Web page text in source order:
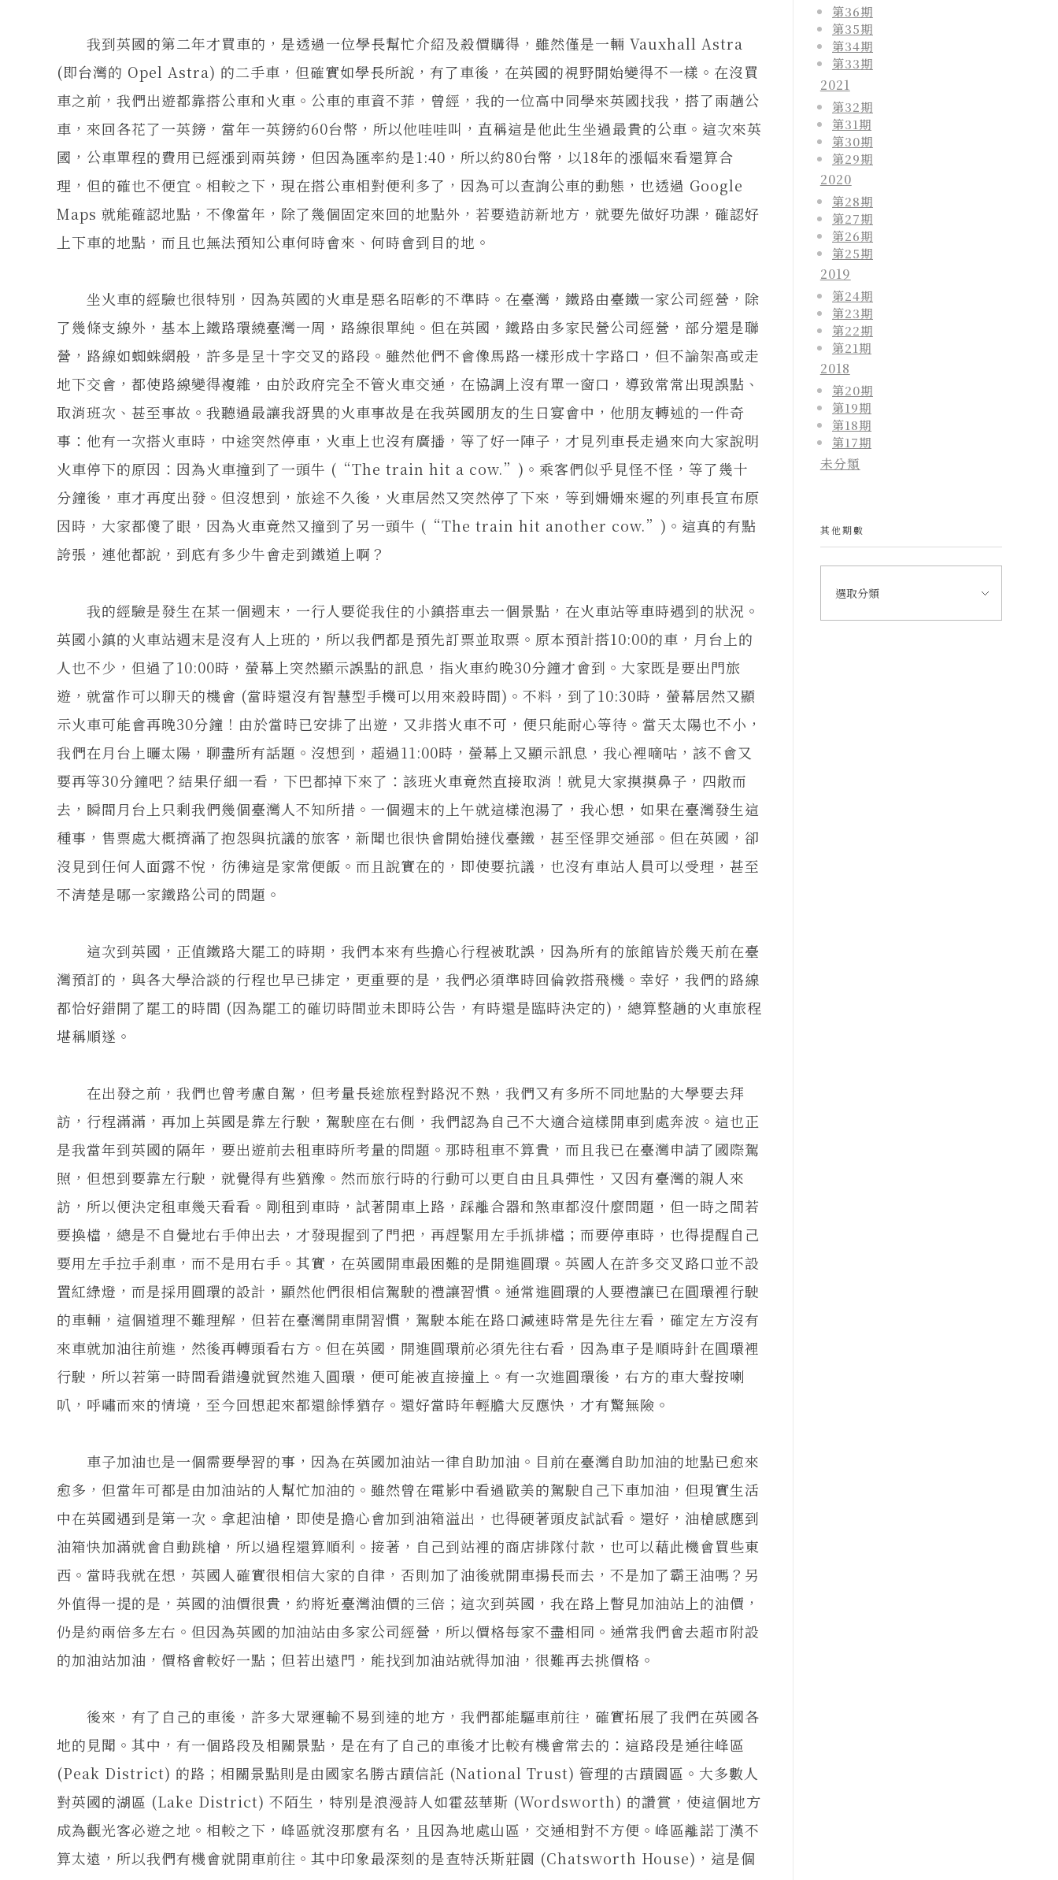
我到英國的第二年才買車的，是透過一位學長幫忙介紹及殺價購得，雖然僅是一輛 Vauxhall Astra
(即台灣的 Opel Astra) 的二手車，但確實如學長所說，有了車後，在英國的視野開始變得不一樣。在沒買
車之前，我們出遊都靠搭公車和火車。公車的車資不菲，曾經，我的一位高中同學來英國找我，搭了兩趟公
車，來回各花了一英鎊，當年一英鎊約60台幣，所以他哇哇叫，直稱這是他此生坐過最貴的公車。這次來英
國，公車單程的費用已經漲到兩英鎊，但因為匯率約是1:40，所以約80台幣，以18年的漲幅來看還算合
理，但的確也不便宜。相較之下，現在搭公車相對便利多了，因為可以查詢公車的動態，也透過 Google
Maps 就能確認地點，不像當年，除了幾個固定來回的地點外，若要造訪新地方，就要先做好功課，確認好
上下車的地點，而且也無法預知公車何時會來、何時會到目的地。
坐火車的經驗也很特別，因為英國的火車是惡名昭彰的不準時。在臺灣，鐵路由臺鐵一家公司經營，除
了幾條支線外，基本上鐵路環繞臺灣一周，路線很單純。但在英國，鐵路由多家民營公司經營，部分還是聯
營，路線如蜘蛛網般，許多是呈十字交叉的路段。雖然他們不會像馬路一樣形成十字路口，但不論架高或走
地下交會，都使路線變得複雜，由於政府完全不管火車交通，在協調上沒有單一窗口，導致常常出現誤點、
取消班次、甚至事故。我聽過最讓我訝異的火車事故是在我英國朋友的生日宴會中，他朋友轉述的一件奇
事：他有一次搭火車時，中途突然停車，火車上也沒有廣播，等了好一陣子，才見列車長走過來向大家說明
火車停下的原因：因為火車撞到了一頭牛 (“The train hit a cow.”)。乘客們似乎見怪不怪，等了幾十
分鐘後，車才再度出發。但沒想到，旅途不久後，火車居然又突然停了下來，等到姍姍來遲的列車長宣布原
因時，大家都傻了眼，因為火車竟然又撞到了另一頭牛 (“The train hit another cow.”)。這真的有點
誇張，連他都說，到底有多少牛會走到鐵道上啊？
我的經驗是發生在某一個週末，一行人要從我住的小鎮搭車去一個景點，在火車站等車時遇到的狀況。
英國小鎮的火車站週末是沒有人上班的，所以我們都是預先訂票並取票。原本預計搭10:00的車，月台上的
人也不少，但過了10:00時，螢幕上突然顯示誤點的訊息，指火車約晚30分鐘才會到。大家既是要出門旅
遊，就當作可以聊天的機會 (當時還沒有智慧型手機可以用來殺時間)。不料，到了10:30時，螢幕居然又顯
示火車可能會再晚30分鐘！由於當時已安排了出遊，又非搭火車不可，便只能耐心等待。當天太陽也不小，
我們在月台上曬太陽，聊盡所有話題。沒想到，超過11:00時，螢幕上又顯示訊息，我心裡嘀咕，該不會又
要再等30分鐘吧？結果仔細一看，下巴都掉下來了：該班火車竟然直接取消！就見大家摸摸鼻子，四散而
去，瞬間月台上只剩我們幾個臺灣人不知所措。一個週末的上午就這樣泡湯了，我心想，如果在臺灣發生這
種事，售票處大概擠滿了抱怨與抗議的旅客，新聞也很快會開始撻伐臺鐵，甚至怪罪交通部。但在英國，卻
沒見到任何人面露不悅，彷彿這是家常便飯。而且說實在的，即使要抗議，也沒有車站人員可以受理，甚至
不清楚是哪一家鐵路公司的問題。
這次到英國，正值鐵路大罷工的時期，我們本來有些擔心行程被耽誤，因為所有的旅館皆於幾天前在臺
灣預訂的，與各大學洽談的行程也早已排定，更重要的是，我們必須準時回倫敦搭飛機。幸好，我們的路線
都恰好錯開了罷工的時間 (因為罷工的確切時間並未即時公告，有時還是臨時決定的)，總算整趟的火車旅程
堪稱順遂。
在出發之前，我們也曾考慮自駕，但考量長途旅程對路況不熟，我們又有多所不同地點的大學要去拜
訪，行程滿滿，再加上英國是靠左行駛，駕駛座在右側，我們認為自己不大適合這樣開車到處奔波。這也正
是我當年到英國的隔年，要出遊前去租車時所考量的問題。那時租車不算貴，而且我已在臺灣申請了國際駕
照，但想到要靠左行駛，就覺得有些猶豫。然而旅行時的行動可以更自由且具彈性，又因有臺灣的親人來
訪，所以便決定租車幾天看看。剛租到車時，試著開車上路，踩離合器和煞車都沒什麼問題，但一時之間若
要換檔，總是不自覺地右手伸出去，才發現握到了門把，再趕緊用左手抓排檔；而要停車時，也得提醒自己
要用左手拉手剎車，而不是用右手。其實，在英國開車最困難的是開進圓環。英國人在許多交叉路口並不設
置紅綠燈，而是採用圓環的設計，顯然他們很相信駕駛的禮讓習慣。通常進圓環的人要禮讓已在圓環裡行駛
的車輛，這個道理不難理解，但若在臺灣開車開習慣，駕駛本能在路口減速時常是先往左看，確定左方沒有
來車就加油往前進，然後再轉頭看右方。但在英國，開進圓環前必須先往右看，因為車子是順時針在圓環裡
行駛，所以若第一時間看錯邊就貿然進入圓環，便可能被直接撞上。有一次進圓環後，右方的車大聲按喇
叭，呼嘯而來的情境，至今回想起來都還餘悸猶存。還好當時年輕膽大反應快，才有驚無險。
車子加油也是一個需要學習的事，因為在英國加油站一律自助加油。目前在臺灣自助加油的地點已愈來
愈多，但當年可都是由加油站的人幫忙加油的。雖然曾在電影中看過歐美的駕駛自己下車加油，但現實生活
中在英國遇到是第一次。拿起油槍，即使是擔心會加到油箱溢出，也得硬著頭皮試試看。還好，油槍感應到
油箱快加滿就會自動跳槍，所以過程還算順利。接著，自己到站裡的商店排隊付款，也可以藉此機會買些東
西。當時我就在想，英國人確實很相信大家的自律，否則加了油後就開車揚長而去，不是加了霸王油嗎？另
外值得一提的是，英國的油價很貴，約將近臺灣油價的三倍；這次到英國，我在路上瞥見加油站上的油價，
仍是約兩倍多左右。但因為英國的加油站由多家公司經營，所以價格每家不盡相同。通常我們會去超市附設
的加油站加油，價格會較好一點；但若出遠門，能找到加油站就得加油，很難再去挑價格。
後來，有了自己的車後，許多大眾運輸不易到達的地方，我們都能驅車前往，確實拓展了我們在英國各
地的見聞。其中，有一個路段及相關景點，是在有了自己的車後才比較有機會常去的：這路段是通往峰區
(Peak District) 的路；相關景點則是由國家名勝古蹟信託 (National Trust) 管理的古蹟園區。大多數人
對英國的湖區 (Lake District) 不陌生，特別是浪漫詩人如霍茲華斯 (Wordsworth) 的讚賞，使這個地方
成為觀光客必遊之地。相較之下，峰區就沒那麼有名，且因為地處山區，交通相對不方便。峰區離諾丁漢不
算太遠，所以我們有機會就開車前往。其中印象最深刻的是查特沃斯莊園 (Chatsworth House)，這是個
第36期
第35期
第34期
第33期
2021
第32期
第31期
第30期
第29期
2020
第28期
第27期
第26期
第25期
2019
第24期
第23期
第22期
第21期
2018
第20期
第19期
第18期
第17期
未分類
其他期數